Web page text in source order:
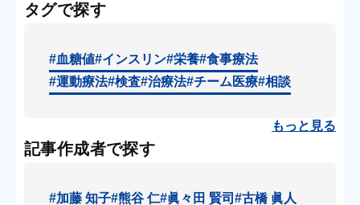
タグで探す
#血糖値#インスリン#栄養#食事療法
#運動療法#検査#治療法#チーム医療#相談
もっと見る
記事作成者で探す
#加藤 知子#熊谷 仁#眞々田 賢司 #古橋 眞人